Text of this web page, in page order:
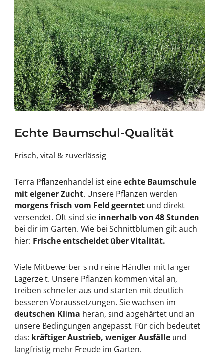
Echte Baumschul-Qualität
Frisch, vital & zuverlässig
Terra Pflanzenhandel ist eineechte Baumschule
mit eigener Zucht. Unsere Pflanzen werden
morgens frisch vom Feld geerntetund direkt
versendet. Oft sind sie innerhalb von 48 Stunden
bei dir im Garten. Wie bei Schnittblumen gilt auch
hier: Frische entscheidet über Vitalität.
Viele Mitbewerber sind reine Händler mit langer
Lagerzeit. Unsere Pflanzen kommen vital an,
treiben schneller aus und starten mit deutlich
besseren Voraussetzungen. Sie wachsen im
deutschen Klima heran, sind abgehärtet und an
unsere Bedingungen angepasst. Für dich bedeutet
das: kräftiger Austrieb, weniger Ausfälle und
langfristig mehr Freude im Garten.